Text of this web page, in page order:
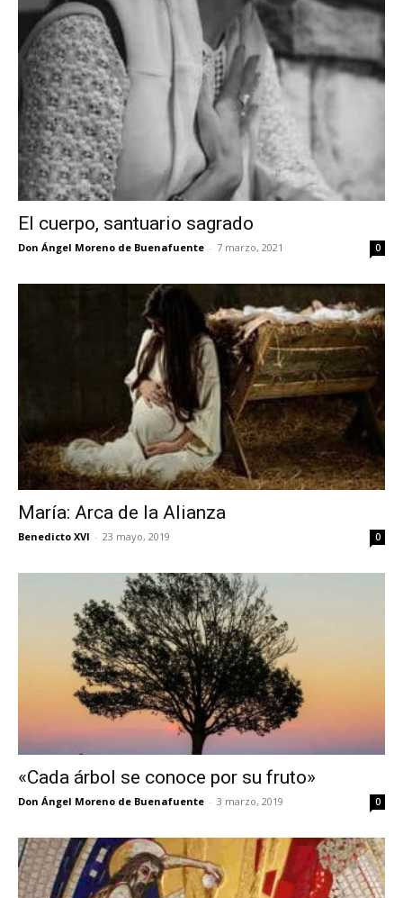
El cuerpo, santuario sagrado
Don Ángel Moreno de Buenafuente - 7 marzo, 2021 0
María: Arca de la Alianza
Benedicto XVI - 23 mayo, 2019 0
«Cada árbol se conoce por su fruto»
Don Ángel Moreno de Buenafuente - 3 marzo, 2019 0